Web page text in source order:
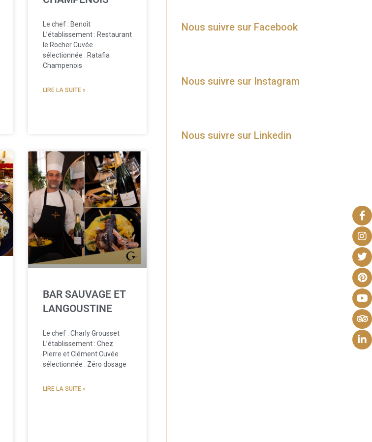
Le chef : Benoît
L’établissement : Restaurant
le Rocher Cuvée
sélectionnée : Ratafia
Champenois
LIRE LA SUITE »
BAR SAUVAGE ET
LANGOUSTINE
Le chef : Charly Grousset
L’établissement : Chez
Pierre et Clément Cuvée
sélectionnée : Zéro dosage
LIRE LA SUITE »
Nous suivre sur Facebook
Nous suivre sur Instagram
Nous suivre sur Linkedin